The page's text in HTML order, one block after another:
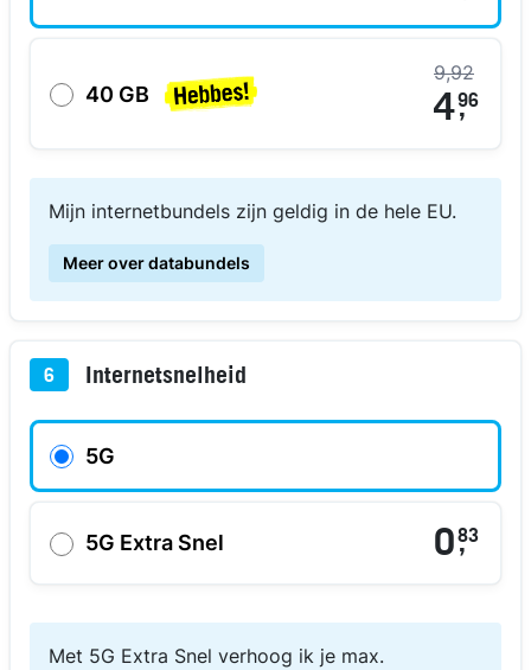
40 GB
9,92
4,
96
Mijn internetbundels zijn geldig in de hele EU.
Meer over databundels
6 Internetsnelheid
5G
5G Extra Snel 0,
83
Met 5G Extra Snel verhoog ik je max.